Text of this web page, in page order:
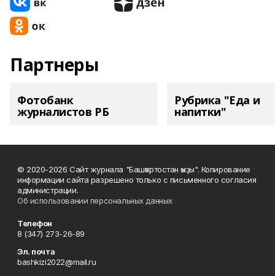
Партнеры
Фотобанк
журналистов РБ
Рубрика "Еда и
напитки"
© 2020-2026 Сайт журнала "Башҡортостан ҡыҙы". Копирование
информации сайта разрешено только с письменного согласия
администрации.
Об использовании персональных данных
Телефон
8 (347) 273-26-89
Эл. почта
bashkizi2022@mail.ru